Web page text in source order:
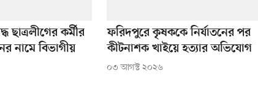
ছাত্রলীগের কর্মীর
নামে বিভাগীয়
ফরিদপুরে কৃষককে নির্যাতনের পর
কীটনাশক খাইয়ে হত্যার অভিযোগ
০৩ আগস্ট ২০২৬